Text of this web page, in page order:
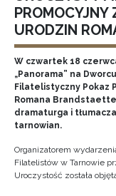
PROMOCYJNY
URODZIN
W czwartek 18
„Panorama” na
Filatelistyczny Pokaz
Romana
dramaturga i
tarnowian.
Organizatorem
Filatelistów w Tarnowie
Uroczystość została